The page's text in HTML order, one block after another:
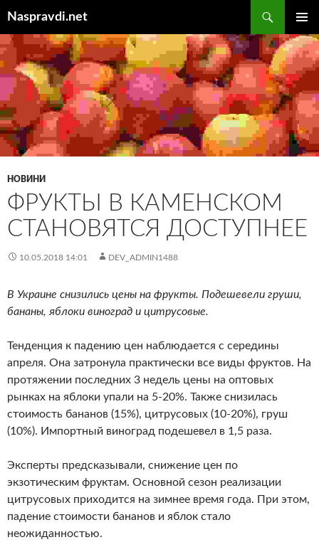
вмісту
Naspravdi.net
МЕНЮ
НОВИНИ
ФРУКТЫ В КАМЕНСКОМ
СТАНОВЯТСЯ ДОСТУПНЕЕ
10.05.2018 14:01 DEV_ADMIN1488
В Украине снизились цены на фрукты. Подешевели груши,
бананы, яблоки виноград и цитрусовые.
Тенденция к падению цен наблюдается с середины
апреля. Она затронула практически все виды фруктов. На
протяжении последних 3 недель цены на оптовых
рынках на яблоки упали на 5-20%. Также снизилась
стоимость бананов (15%), цитрусовых (10-20%), груш
(10%). Импортный виноград подешевел в 1,5 раза.
Эксперты предсказывали, снижение цен по
экзотическим фруктам. Основной сезон реализации
цитрусовых приходится на зимнее время года. При этом,
падение стоимости бананов и яблок стало
неожиданностью.